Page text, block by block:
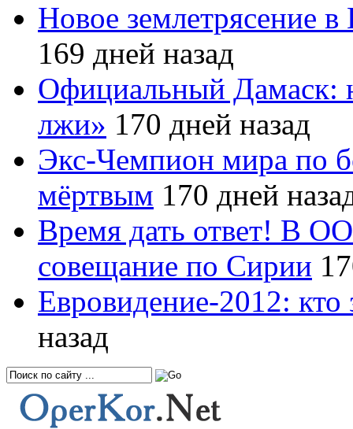
Новое землетрясение
169 дней назад
Официальный Дамаск:
лжи» 170 дней назад
Экс-Чемпион мира по
мёртвым 170 дней
Время дать ответ! В
совещание по Сирии
Евровидение-2012: кто
назад